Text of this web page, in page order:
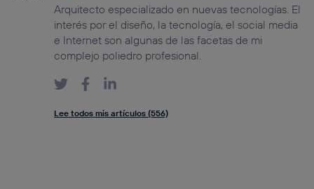
Arquitecto especializado en nuevas tecnologías. El
interés por el diseño, la tecnología, el social media
e Internet son algunas de las facetas de mi
complejo poliedro profesional.
Lee todos mis artículos (556)